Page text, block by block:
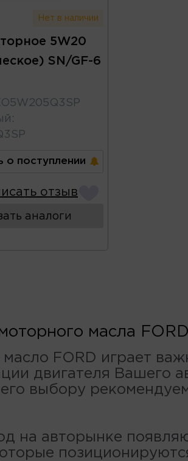
Нет в наличии
5W20
SN/GF-6
:
о поступлении
отзыв
аналоги
масла
FORD играет
двигателя Вашего
его выбору
на авторынке